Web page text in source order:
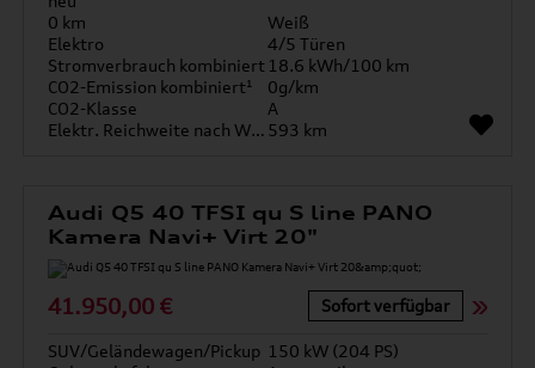
0 km
Weiß
Elektro
4/5 Türen
Stromverbrauch kombiniert 18.6 kWh/100 km
CO2-Emission kombiniert¹
0g/km
CO2-Klasse
A
Elektr. Reichweite nach WLTP* 593 km
Audi Q5 40 TFSI qu S line PANO
Kamera Navi+ Virt 20"
41.950,00 € Sofort verfügbar
SUV/Geländewagen/Pickup 150 kW (204 PS)